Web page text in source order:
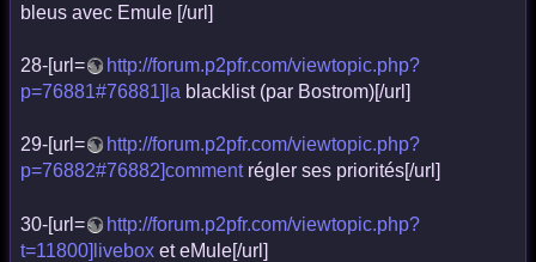
bleus avec Emule [/url]
28-[url=
http://forum.p2pfr.com/viewtopic.php?
p=76881#76881]la blacklist (par Bostrom)[/url]
29-[url=
http://forum.p2pfr.com/viewtopic.php?
p=76882#76882]commentrégler ses priorités[/url]
30-[url=
http://forum.p2pfr.com/viewtopic.php?
t=11800]livebox et eMule[/url]